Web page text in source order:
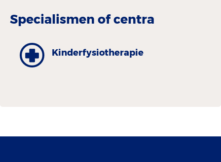
Specialismen of centra
Kinderfysiotherapie